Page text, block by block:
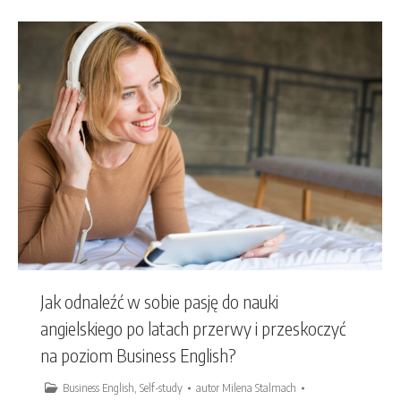
Jak odnaleźć w sobie pasję do nauki
angielskiego po latach przerwy i przeskoczyć
na poziom Business English?
Business English, Self-study autor Milena Stalmach